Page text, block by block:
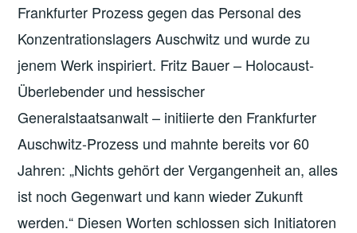
Frankfurter Prozess gegen das Personal des
Konzentrationslagers Auschwitz und wurde zu
jenem Werk inspiriert. Fritz Bauer – Holocaust-
Überlebender und hessischer
Generalstaatsanwalt – initiierte den Frankfurter
Auschwitz-Prozess und mahnte bereits vor 60
Jahren: „Nichts gehört der Vergangenheit an, alles
ist noch Gegenwart und kann wieder Zukunft
werden.“ Diesen Worten schlossen sich Initiatoren